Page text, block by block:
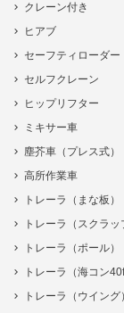
クレーン付き
ヒアブ
セーフティローダー
セルフクレーン
ヒップリフター
ミキサー車
塵芥車（プレス式）
高所作業車
トレーラ（まな板）
トレーラ（スクラッ
トレーラ（ポール）
トレーラ（海コン
トレーラ（ウイング）